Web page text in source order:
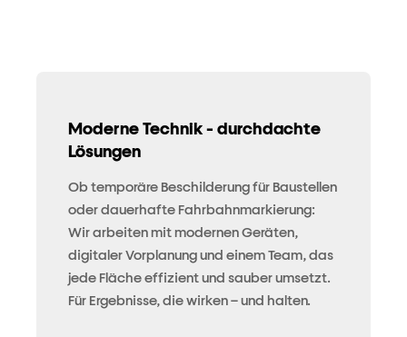
Moderne Technik - durchdachte
Lösungen
Ob temporäre Beschilderung für Baustellen
oder dauerhafte Fahrbahnmarkierung:
Wir arbeiten mit modernen Geräten,
digitaler Vorplanung und einem Team, das
jede Fläche effizient und sauber umsetzt.
Für Ergebnisse, die wirken – und halten.